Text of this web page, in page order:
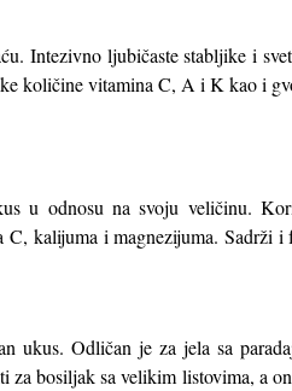
Intezivno ljubičaste stabljike i
količine vitamina C, A i K kao i
u odnosu na svoju veličinu.
C, kalijuma i magnezijuma.
ukus. Odličan je za jela sa
za bosiljak sa velikim listovima, a